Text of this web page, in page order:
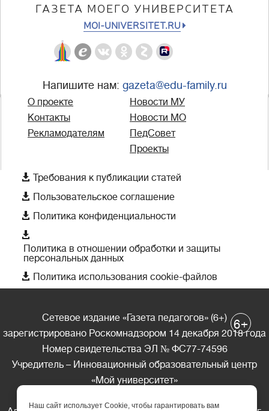
ГАЗЕТА МОЕГО УНИВЕРСИТЕТА
MOI-UNIVERSITET.RU
Напишите нам: gazeta@edu-family.ru
О проекте
Контакты
Рекламодателям
Новости МУ
Новости МО
ПедСовет
Проекты
 Требования к публикации статей
 Пользовательское соглашение
 Политика конфиденциальности

Политика в отношении обработки и защиты
персональных данных
 Политика использования cookie-файлов
Сетевое издание «Газета педагогов» (6+)
зарегистрировано Роскомнадзором 14 декабря 2018 года
Номер свидетельства ЭЛ № ФС77-74596
Учредитель – Инновационный образовательный центр
«Мой университет»
6+
Наш сайт использует Cookie, чтобы гарантировать вам